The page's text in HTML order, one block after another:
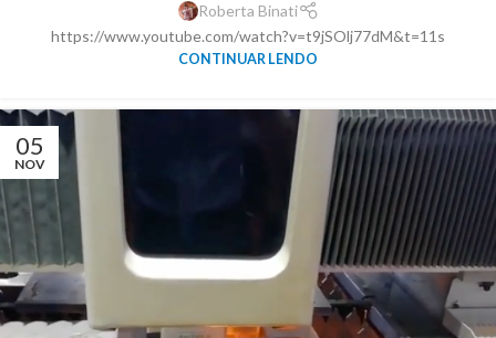
Roberta Binati
https://www.youtube.com/watch?v=t9jSOlj77dM&t=11s
CONTINUAR LENDO
05
NOV